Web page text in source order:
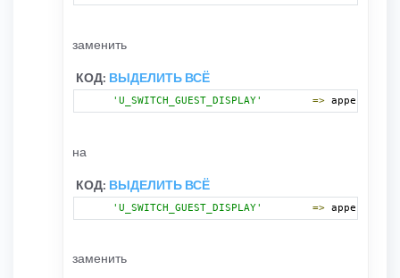
заменить
КОД: ВЫДЕЛИТЬ ВСЁ
'U_SWITCH_GUEST_DISPLAY' => append_sid
на
КОД: ВЫДЕЛИТЬ ВСЁ
'U_SWITCH_GUEST_DISPLAY' => append_sid
заменить